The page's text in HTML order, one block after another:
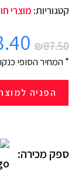
קטגוריות: מוצרי
₪87.50
* המחיר הסופי
הפניה
ספק מכירה: